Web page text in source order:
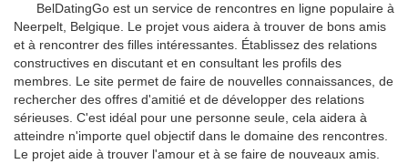
BelDatingGo est un service de rencontres en ligne populaire à
Neerpelt, Belgique. Le projet vous aidera à trouver de bons amis
et à rencontrer des filles intéressantes. Établissez des relations
constructives en discutant et en consultant les profils des
membres. Le site permet de faire de nouvelles connaissances, de
rechercher des offres d'amitié et de développer des relations
sérieuses. C'est idéal pour une personne seule, cela aidera à
atteindre n'importe quel objectif dans le domaine des rencontres.
Le projet aide à trouver l'amour et à se faire de nouveaux amis.